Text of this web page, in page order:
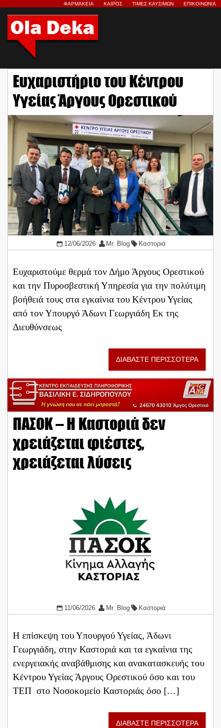
ΦΑΡΜΑΚΕΙΑ ΚΑΙΡΟΣ ΤΙΜΕΣ ΚΑΥΣΙΜΩΝ ΕΠΙΚΟΙΝΩΝΙΑ
Ευχαριστήριο του Κέντρου
Υγείας Άργους Ορεστικού
12/06/2026 Mr. Blog Καστοριά
Ευχαριστούμε θερμά τον Δήμο Άργους Ορεστικού
και την Πυροσβεστική Υπηρεσία για την πολύτιμη
βοήθειά τους στα εγκαίνια του Κέντρου Υγείας
από τον Υπουργό Άδωνι Γεωργιάδη Εκ της
Διευθύνσεως
ΔΙΑΒΑΣΤΕ ΠΕΡΙΣΣΟΤΕΡΑ
ΠΑΣΟΚ – Η Καστοριά δεν
χρειάζεται φιέστες,
χρειάζεται λύσεις
11/06/2026 Mr. Blog Καστοριά
Η επίσκεψη του Υπουργού Υγείας, Άδωνι
Γεωργιάδη, στην Καστοριά και τα εγκαίνια της
ενεργειακής αναβάθμισης και ανακατασκευής του
Κέντρου Υγείας Άργους Ορεστικού όσο και του
ΤΕΠ στο Νοσοκομείο Καστοριάς όσο […]
ΔΙΑΒΑΣΤΕ ΠΕΡΙΣΣΟΤΕΡΑ